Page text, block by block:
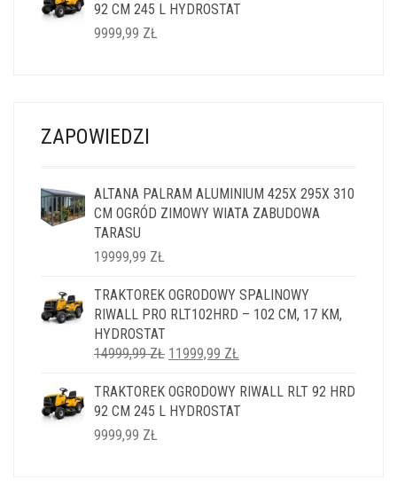
14999,99 ZŁ.11999,99 ZŁ.
92 CM 245 L HYDROSTAT
9999,99 ZŁ
ZAPOWIEDZI
ALTANA PALRAM ALUMINIUM 425X 295X 310
CM OGRÓD ZIMOWY WIATA ZABUDOWA
TARASU
19999,99 ZŁ
TRAKTOREK OGRODOWY SPALINOWY
RIWALL PRO RLT102HRD – 102 CM, 17 KM,
HYDROSTAT
14999,99ZŁ PIERWOTNA
WYNOSIŁA:
14999,99 ZŁ.
11999,99 ZŁ
WYNOSI:
11999,99 ZŁ.
TRAKTOREK OGRODOWY RIWALL RLT 92 HRD
92 CM 245 L HYDROSTAT
9999,99 ZŁ